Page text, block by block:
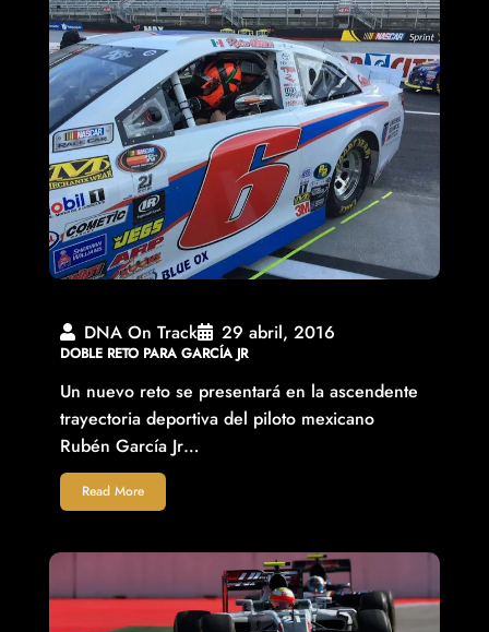
DNA On Track 29 abril, 2016
DOBLE RETO PARA GARCÍA JR
Un nuevo reto se presentará en la ascendente
trayectoria deportiva del piloto mexicano
Rubén García Jr…
Read More